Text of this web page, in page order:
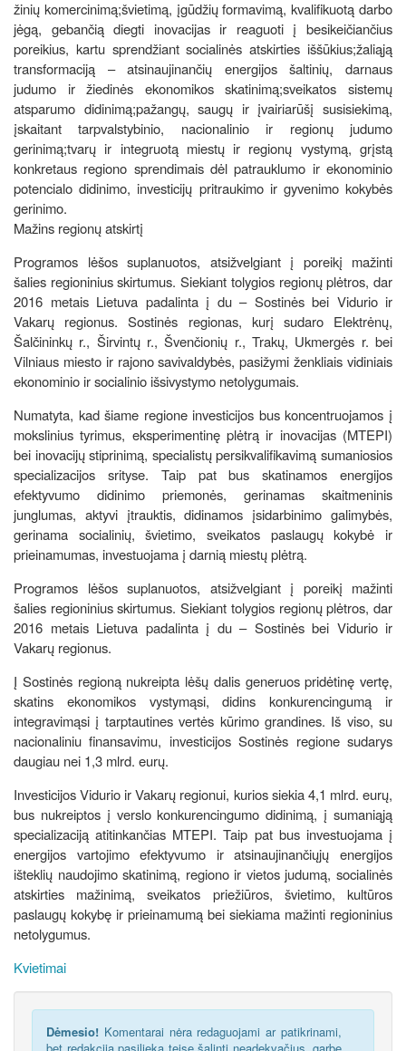
žinių komercinimą;švietimą, įgūdžių formavimą, kvalifikuotą darbo
jėgą, gebančią diegti inovacijas ir reaguoti į besikeičiančius
poreikius, kartu sprendžiant socialinės atskirties iššūkius;žaliąją
transformaciją – atsinaujinančių energijos šaltinių, darnaus
judumo ir žiedinės ekonomikos skatinimą;sveikatos sistemų
atsparumo didinimą;pažangų, saugų ir įvairiarūšį susisiekimą,
įskaitant tarpvalstybinio, nacionalinio ir regionų judumo
gerinimą;tvarų ir integruotą miestų ir regionų vystymą, grįstą
konkretaus regiono sprendimais dėl patrauklumo ir ekonominio
potencialo didinimo, investicijų pritraukimo ir gyvenimo kokybės
gerinimo.
Mažins regionų atskirtį
Programos lėšos suplanuotos, atsižvelgiant į poreikį mažinti
šalies regioninius skirtumus. Siekiant tolygios regionų plėtros, dar
2016 metais Lietuva padalinta į du – Sostinės bei Vidurio ir
Vakarų regionus. Sostinės regionas, kurį sudaro Elektrėnų,
Šalčininkų r., Širvintų r., Švenčionių r., Trakų, Ukmergės r. bei
Vilniaus miesto ir rajono savivaldybės, pasižymi ženkliais vidiniais
ekonominio ir socialinio išsivystymo netolygumais.
Numatyta, kad šiame regione investicijos bus koncentruojamos į
mokslinius tyrimus, eksperimentinę plėtrą ir inovacijas (MTEPI)
bei inovacijų stiprinimą, specialistų persikvalifikavimą sumaniosios
specializacijos srityse. Taip pat bus skatinamos energijos
efektyvumo didinimo priemonės, gerinamas skaitmeninis
junglumas, aktyvi įtrauktis, didinamos įsidarbinimo galimybės,
gerinama socialinių, švietimo, sveikatos paslaugų kokybė ir
prieinamumas, investuojama į darnią miestų plėtrą.
Programos lėšos suplanuotos, atsižvelgiant į poreikį mažinti
šalies regioninius skirtumus. Siekiant tolygios regionų plėtros, dar
2016 metais Lietuva padalinta į du – Sostinės bei Vidurio ir
Vakarų regionus.
Į Sostinės regioną nukreipta lėšų dalis generuos pridėtinę vertę,
skatins ekonomikos vystymąsi, didins konkurencingumą ir
integravimąsi į tarptautines vertės kūrimo grandines. Iš viso, su
nacionaliniu finansavimu, investicijos Sostinės regione sudarys
daugiau nei 1,3 mlrd. eurų.
Investicijos Vidurio ir Vakarų regionui, kurios siekia 4,1 mlrd. eurų,
bus nukreiptos į verslo konkurencingumo didinimą, į sumaniąją
specializaciją atitinkančias MTEPI. Taip pat bus investuojama į
energijos vartojimo efektyvumo ir atsinaujinančiųjų energijos
išteklių naudojimo skatinimą, regiono ir vietos judumą, socialinės
atskirties mažinimą, sveikatos priežiūros, švietimo, kultūros
paslaugų kokybę ir prieinamumą bei siekiama mažinti regioninius
netolygumus.
Kvietimai
Dėmesio! Komentarai nėra redaguojami ar patikrinami,
bet redakcija pasilieka teisę šalinti neadekvačius, garbę